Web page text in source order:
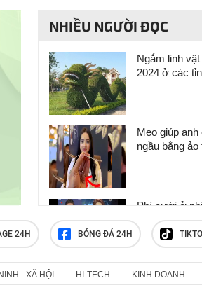
NHIỀU NGƯỜI ĐỌC
Ngắm linh
2024 ở các
Mẹo giúp
ngầu bằng ảo
Phì cười ở
nên cười
Có thể dỗi
24H BÓNG ĐÁ 24H
- XÃ HỘI HI-TECH KINH DOANH